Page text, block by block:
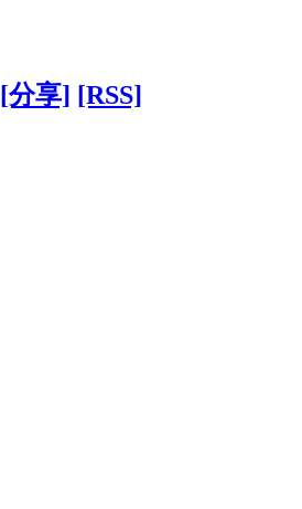
[分享] [RSS]